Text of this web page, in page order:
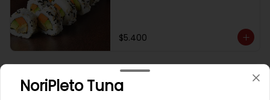
$5.400
243 - Avocado Veggie
Palmito, Choclito, Queso Crema,
NoriPleto Tuna